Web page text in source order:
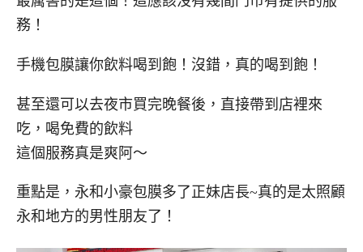
務！
手機包膜讓你飲料喝到飽！沒錯，真的喝到飽！
甚至還可以去夜市買完晚餐後，直接帶到店裡來
吃，喝免費的飲料
這個服務真是爽阿～
重點是，永和小豪包膜多了正妹店長~真的是太照顧
永和地方的男性朋友了！